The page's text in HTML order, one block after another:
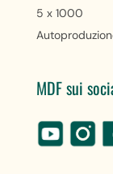
5 x 1000
MDF sui